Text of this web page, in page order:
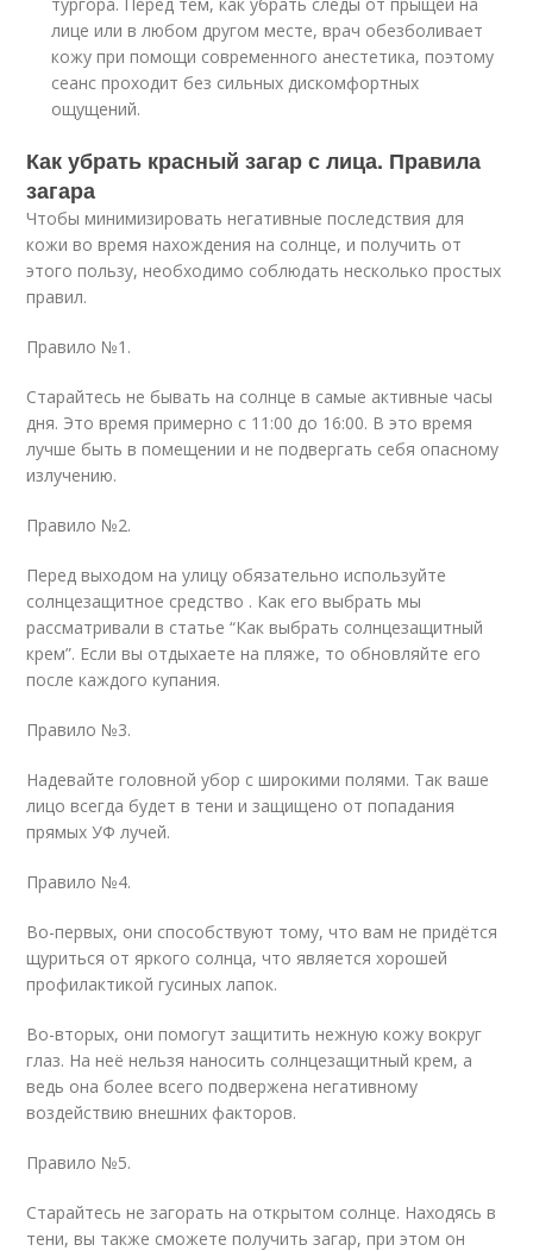
лице или в любом другом месте, врач обезболивает
кожу при помощи современного анестетика, поэтому
сеанс проходит без сильных дискомфортных
ощущений.
Как убрать красный загар с лица. Правила
загара
Чтобы минимизировать негативные последствия для
кожи во время нахождения на солнце, и получить от
этого пользу, необходимо соблюдать несколько простых
правил.
Правило №1.
Старайтесь не бывать на солнце в самые активные часы
дня. Это время примерно с 11:00 до 16:00. В это время
лучше быть в помещении и не подвергать себя опасному
излучению.
Правило №2.
Перед выходом на улицу обязательно используйте
солнцезащитное средство . Как его выбрать мы
рассматривали в статье “Как выбрать солнцезащитный
крем”. Если вы отдыхаете на пляже, то обновляйте его
после каждого купания.
Правило №3.
Надевайте головной убор с широкими полями. Так ваше
лицо всегда будет в тени и защищено от попадания
прямых УФ лучей.
Правило №4.
Во-первых, они способствуют тому, что вам не придётся
щуриться от яркого солнца, что является хорошей
профилактикой гусиных лапок.
Во-вторых, они помогут защитить нежную кожу вокруг
глаз. На неё нельзя наносить солнцезащитный крем, а
ведь она более всего подвержена негативному
воздействию внешних факторов.
Правило №5.
Старайтесь не загорать на открытом солнце. Находясь в
тени, вы также сможете получить загар, при этом он